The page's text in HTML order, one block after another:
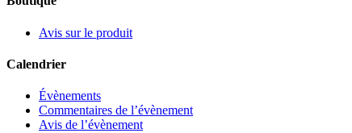
Avis sur le produit
Calendrier
Évènements
Commentaires de l’évènement
Avis de l’évènement